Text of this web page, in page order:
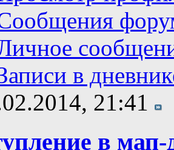
в
21:41
в